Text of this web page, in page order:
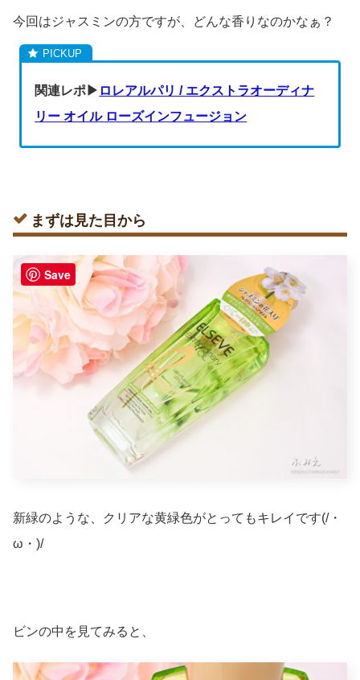
今回はジャスミンの方ですが、どんな香りなのかなぁ？
関連レポ▶ ロレアルパリ / エクストラオーディナ
リー オイル ローズインフュージョン
まずは見た目から
新緑のような、クリアな黄緑色がとってもキレイです(/・
ω・)/
ビンの中を見てみると、
Save